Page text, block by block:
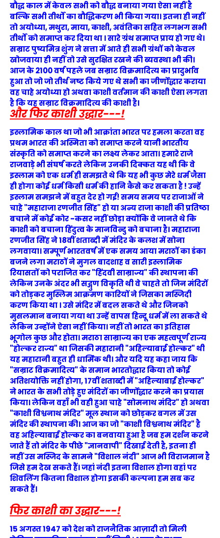
बौद्ध काल में केवल सभी को बौद्ध बनाया गया ऐसा नहीं है
बल्कि सभी तीर्थों का बौद्धिकरण भी किया गया। इतना ही नहीं
तो अयोध्या, मथुरा, माया, काशी, अवंतिका सहित लगभग सभी
तीर्थों को समाप्त कर दिया था । सारे ग्रंथ समाप्त प्राय हो गए थे।
सम्राट पुष्यमित्र शुंग ने सत्ता में आते ही सभी ग्रंथों को केवल
खोजवाया ही नहीं तो उसे सुरक्षित रखने की ब्यवस्था भी की।
आज के 2100 वर्ष पहले जब सम्राट विक्रमादित्य का प्रादुर्भाव
हुआ तो जो जो तीर्थ नष्ट किये गए थे सभी का जीर्णोद्धार कराया
वह चाहे अयोध्या हो अथवा काशी वर्तमान की काशी ऐसा लगता
है कि यह सम्राट विक्रमादित्य की काशी है।
और फिर काशी उद्धार---!
इस्लामिक काल था जो भी आक्रांता भारत पर हमला करता वह
प्रथम भारत की अस्मिता को समाप्त करने यानी भारतीय
संस्कृति को समाप्त करने का लक्ष्य लेकर आता। हमारे राजे
राजवाड़े भी संघर्ष करते लेकिन उनकी दिक्कत यह थी कि वे
इस्लाम को एक धर्म ही समझते थे कि यह भी कुछ मेरे धर्म जैसा
ही होगा कोई धर्म किसी धर्म की हानि कैसे कर सकता है ! उन्हें
इस्लाम समझने में बहुत देर हो गई! समय समय पर राजाओं ने
चाहे "महाराजा रणजीत सिंह" हो या अन्य राजा काशी की प्रतिष्ठा
बचाने में कोई कोर -कसर नहीं छोड़ा क्योंकि वे जानते थे कि
काशी को बचाना हिंदुत्व के मानविन्दु को बचाना है। महाराजा
रणजीत सिंह ने 18वीं शताब्दी में मंदिर के कलश में सोना
लगवाया। सम्पूर्ण भारतवर्ष में एक समय आया मराठों का डंका
बजने लगा मराठों ने मुगल बादशाह व सारी इस्लामिक
रियासतों को पराजित कर "हिंदवी साम्राज्य" की स्थापना की
लेकिन उनके अंदर भी सद्गुण विकृति थी वे चाहते तो जिन मंदिरों
को तोड़कर मुस्लिम आक्रमण कारियों ने जिसका मस्जिदी
करण किया था । उसे मंदिर में बदल सकते थे और जिनको
मुसलमान बनाया गया था उन्हें वापस हिन्दू धर्म में ला सकते थे
लेकिन उन्होंने ऐसा नहीं किया। नहीं तो भारत का इतिहास
भूगोल कुछ और होता। मराठा साम्राज्य का एक महत्वपूर्ण राज्य
"होल्कर राज्य" था जिसकी महारानी "अहिल्याबाई होल्कर" थी
यह महारानी बहुत ही धार्मिक थी। और यदि यह कहा जाय कि
"सम्राट विक्रमादित्य" के समान भारतोद्धार किया तो कोई
अतिशयोक्ति नहीं होगा, 17वीं शताब्दी में "अहिल्याबाई होल्कर"
ने भारत के सभी तोड़े हुए मंदिरों का जीर्णोद्धार करने का प्रयास
किया। लेकिन वहाँ भी वही हुआ चाहे "सोमनाथ मंदिर" हो अथवा
"काशी विश्वनाथ मंदिर" मूल स्थान को छोड़कर बगल में उस
मंदिर की स्थापना की। आज का जो "काशी विश्वनाथ मंदिर" है
वह अहिल्याबाई होल्कर का बनवाया हुआ है जब हम दर्शन करने
जाते हैं तो मंदिर के पीछे "ज्ञानवापी" दिखाई देती है, इतना ही
नहीं उस मस्जिद के सामने "विशाल नंदी" आज भी विराजमान है
जिसे हम देख सकते हैं। जहां नंदी इतना विशाल होगा वहां पर
शिवलिंग कितना विशाल होगा इसकी कल्पना हम सब कर
सकते हैं।
फिर काशी का उद्धार---!
15 अगस्त 1947 को देश को राजनैतिक आज़ादी तो मिली